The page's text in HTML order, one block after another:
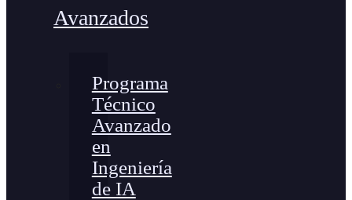
Avanzados
Programa
Técnico
Avanzado
en
Ingeniería
de IA